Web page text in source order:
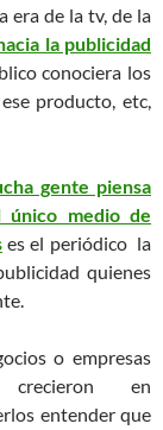
era de la tv, de la
la publicidad
conociera los
producto, etc,
gente piensa
único medio de
es el periódico la
quienes
o empresas
en
entender que